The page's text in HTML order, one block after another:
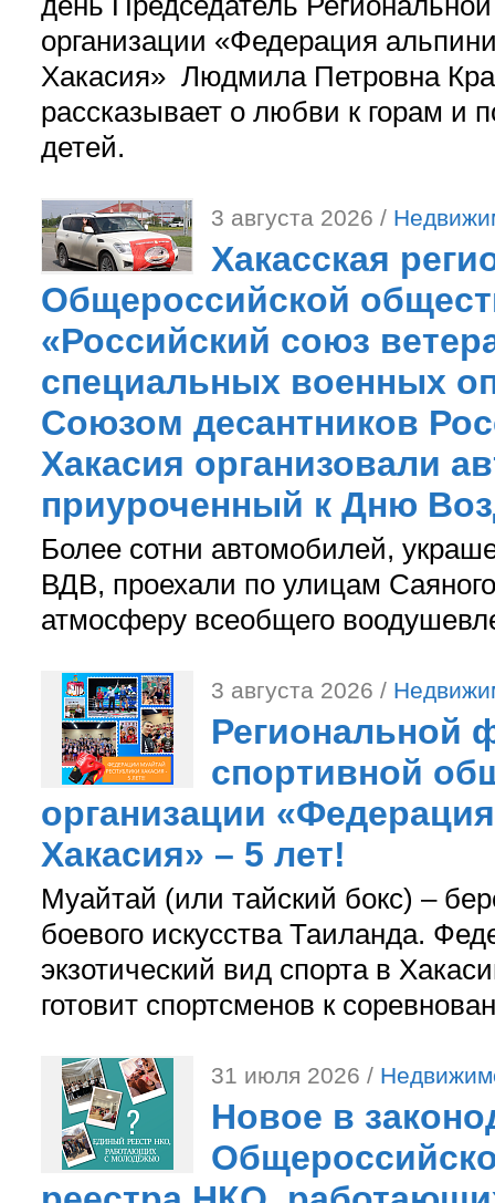
организации «Федерация
Хакасия» Людмила Петровна
рассказывает о любви к горам и
детей.
3 августа 2026 /
Хакасская
Общероссийской
«Российский союз
специальных военных
Союзом десантников
Хакасия организовали
приуроченный к Дню
Более сотни автомобилей,
ВДВ, проехали по улицам
атмосферу всеобщего
3 августа 2026 /
Региональной
спортивной
организации
Хакасия» – 5 лет!
Муайтай (или тайский бокс) –
боевого искусства Таиланда.
экзотический вид спорта в
готовит спортсменов к
31 июля 2026 /
Новое в